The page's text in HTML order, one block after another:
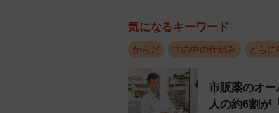
ーもし倒れた方が女性だった
女性を多く集めて壁を作っ
配慮が現実的かと思います。
する人はためらわずに、救
気になるキーワード
からだ 世の中の仕組み ともに
市販薬のオ
人の約6割が